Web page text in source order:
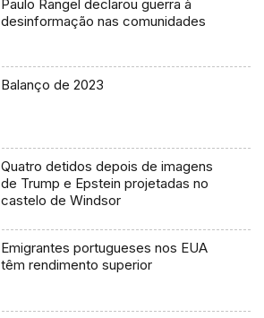
Paulo Rangel declarou guerra à
desinformação nas comunidades
Balanço de 2023
Quatro detidos depois de imagens
de Trump e Epstein projetadas no
castelo de Windsor
Emigrantes portugueses nos EUA
têm rendimento superior